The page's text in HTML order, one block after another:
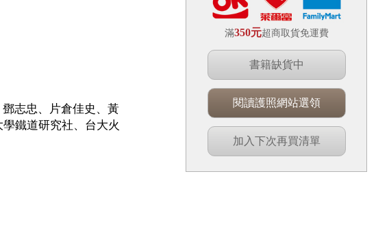
志忠、片倉佳史、黃
鐵道研究社、台大火
滿350元超商取貨免運費
書籍缺貨中
閱讀護照網站選領
加入下次再買清單